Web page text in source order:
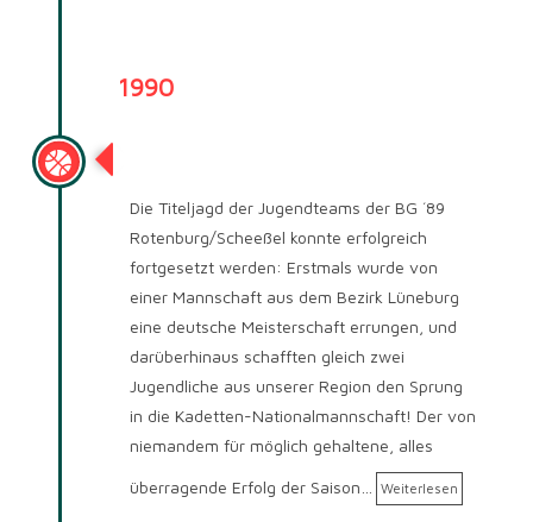
1990
Die Titeljagd der Jugendteams der BG ´89
Rotenburg/Scheeßel konnte erfolgreich
fortgesetzt werden: Erstmals wurde von
einer Mannschaft aus dem Bezirk Lüneburg
eine deutsche Meisterschaft errungen, und
darüberhinaus schafften gleich zwei
Jugendliche aus unserer Region den Sprung
in die Kadetten-Nationalmannschaft! Der von
niemandem für möglich gehaltene, alles
überragende Erfolg der Saison… Weiterlesen